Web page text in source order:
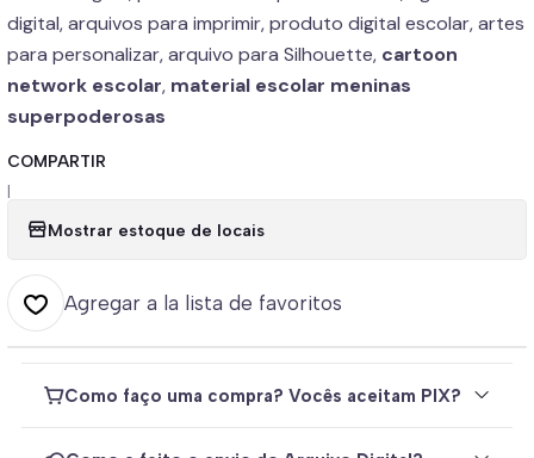
digital, arquivos para imprimir, produto digital escolar, artes
para personalizar, arquivo para Silhouette, cartoon
network escolar, material escolar meninas
superpoderosas
COMPARTIR
|
Mostrar estoque de locais
Agregar a la lista de favoritos
Como faço uma compra? Vocês aceitam PIX?